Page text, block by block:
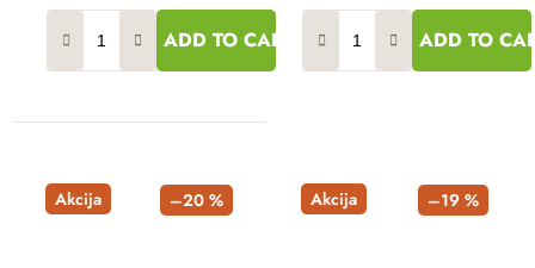
ADD TO CART ADD TO
Akcija –20 % Akcija –19 %